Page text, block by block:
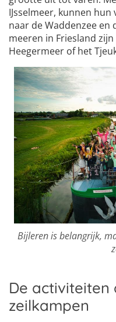
IJsselmeer, kunnen
naar de Waddenzee en
meeren in Friesland
Heegermeer of het
Bijleren is belangrijk,
De activiteiten
zeilkampen